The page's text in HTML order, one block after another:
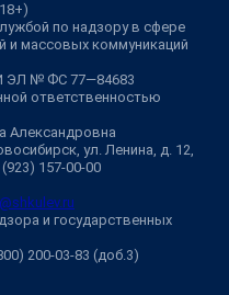
по надзору в сфере
и массовых коммуникаций
ЭЛ № ФС 77—84683
ответственностью
Александровна
ул. Ленина, д. 12,
157-00-00
и государственных
200-03-83 (доб.3)